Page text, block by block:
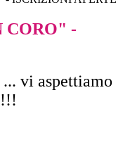
CORO" -
vi aspettiamo